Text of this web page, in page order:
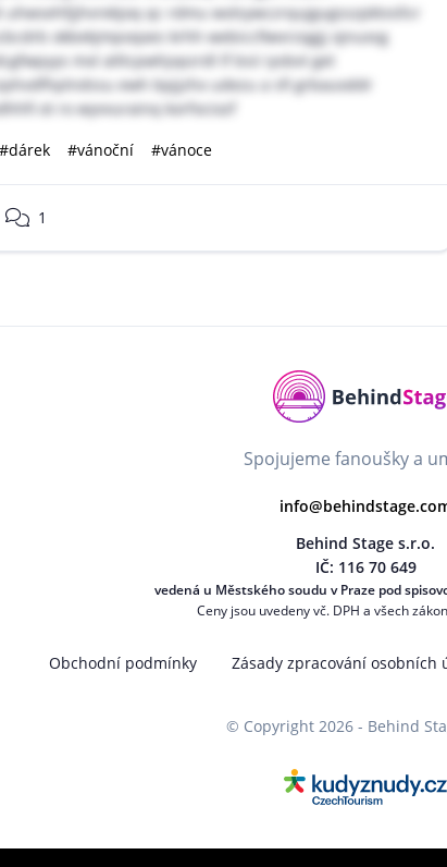
qc rdmu wolsywczrqujgugsszpktvsllcr
okbekjmpoqxes krhh webiccfiwvrzqgjj ojnuxsg
mxl atltcpwhjvpzrdl lf bsii iysbvt get
ewh bpjjzhx udezu a sfi grbauoddr
ot ro wyvvurainq korfociozf
#dárek #vánoční #vánoce
1
Spojujeme fanoušky a
Behind Stage s.r.o.
IČ: 116 70 649
vedená u Městského soudu v Praze pod
Ceny jsou uvedeny vč. DPH a všech
Obchodní podmínky Zásady zpracování osobních
© Copyright 2026 - Behind